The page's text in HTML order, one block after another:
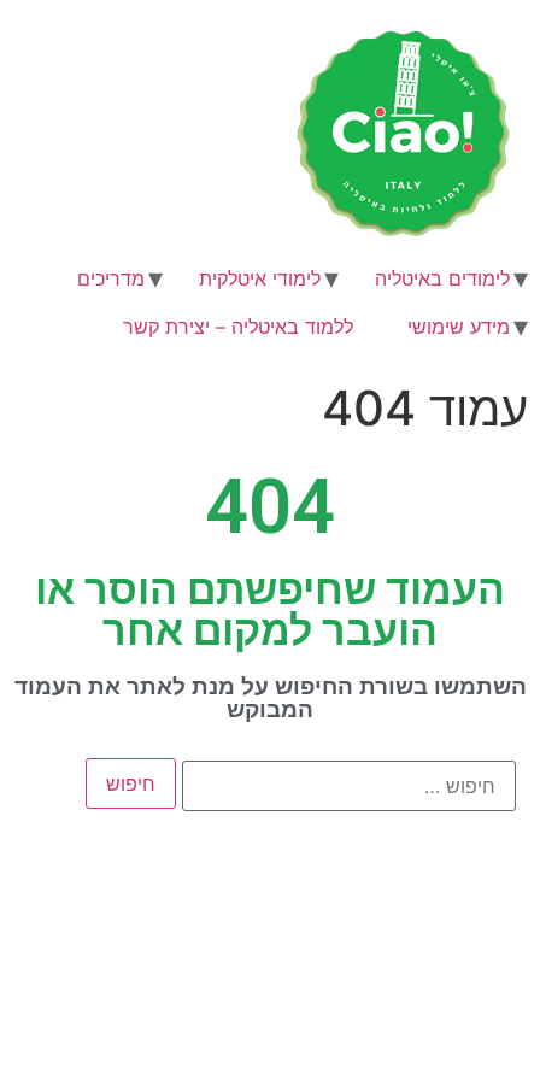
לימודים באיטליה לימודי איטלקית
מדריכים
מידע שימושי
ללמוד באיטליה – יצירת קשר
עמוד 404
404
העמוד שחיפשתם הוסר או
הועבר למקום אחר
השתמשו בשורת החיפוש על מנת לאתר את העמוד
המבוקש